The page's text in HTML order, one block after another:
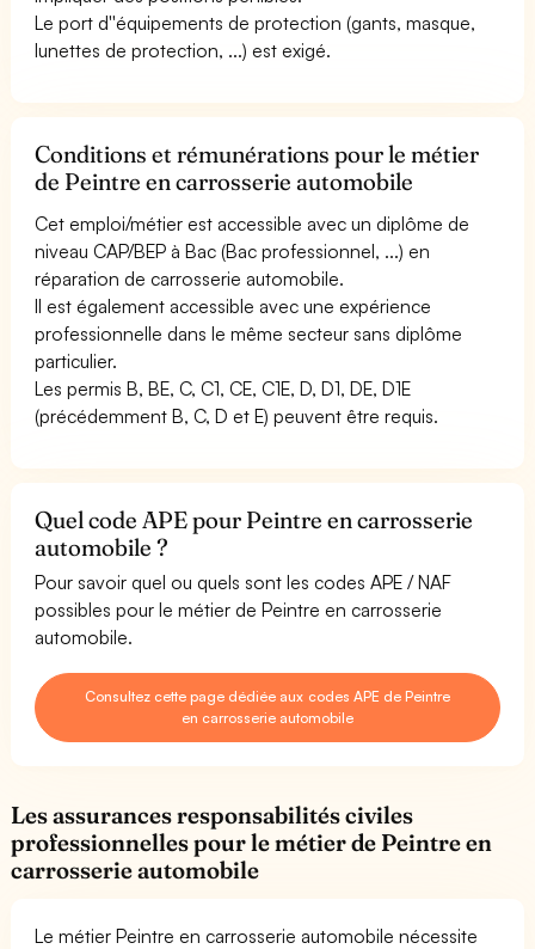
Le port d''équipements de protection (gants, masque,
lunettes de protection, ...) est exigé.
Conditions et rémunérations pour le métier
de Peintre en carrosserie automobile
Cet emploi/métier est accessible avec un diplôme de
niveau CAP/BEP à Bac (Bac professionnel, ...) en
réparation de carrosserie automobile.
Il est également accessible avec une expérience
professionnelle dans le même secteur sans diplôme
particulier.
Les permis B, BE, C, C1, CE, C1E, D, D1, DE, D1E
(précédemment B, C, D et E) peuvent être requis.
Quel code APE pour Peintre en carrosserie
automobile ?
Pour savoir quel ou quels sont les codes APE / NAF
possibles pour le métier de Peintre en carrosserie
automobile.
Consultez cette page dédiée aux codes APE de Peintre
en carrosserie automobile
Les assurances responsabilités civiles
professionnelles pour le métier de Peintre en
carrosserie automobile
Le métier Peintre en carrosserie automobile nécessite